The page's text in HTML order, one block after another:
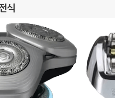
식